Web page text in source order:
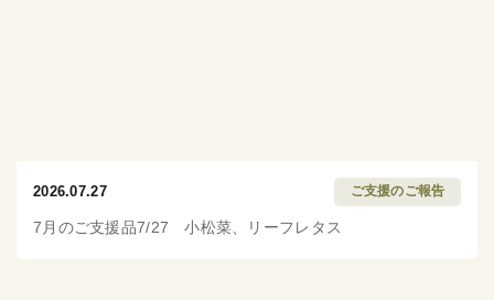
2026.07.27 ご支援のご報告
7月のご支援品7/27 小松菜、リーフレタス